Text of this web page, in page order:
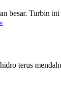
besar. Turbin ini
»
terus